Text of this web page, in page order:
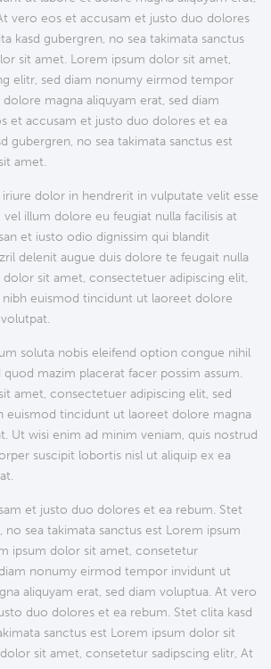
vero eos et accusam et justo duo dolores
kasd gubergren, no sea takimata sanctus
sit amet. Lorem ipsum dolor sit amet,
elitr, sed diam nonumy eirmod tempor
magna aliquyam erat, sed diam
et accusam et justo duo dolores et ea
gubergren, no sea takimata sanctus est
amet.
dolor in hendrerit in vulputate velit esse
illum dolore eu feugiat nulla facilisis at
et iusto odio dignissim qui blandit
delenit augue duis dolore te feugait nulla
dolor sit amet, consectetuer adipiscing elit,
euismod tincidunt ut laoreet dolore
soluta nobis eleifend option congue nihil
mazim placerat facer possim assum.
amet, consectetuer adipiscing elit, sed
euismod tincidunt ut laoreet dolore magna
Ut wisi enim ad minim veniam, quis nostrud
suscipit lobortis nisl ut aliquip ex ea
et justo duo dolores et ea rebum. Stet
no sea takimata sanctus est Lorem ipsum
ipsum dolor sit amet, consetetur
nonumy eirmod tempor invidunt ut
aliquyam erat, sed diam voluptua. At vero
duo dolores et ea rebum. Stet clita kasd
sanctus est Lorem ipsum dolor sit
sit amet, consetetur sadipscing elitr, At